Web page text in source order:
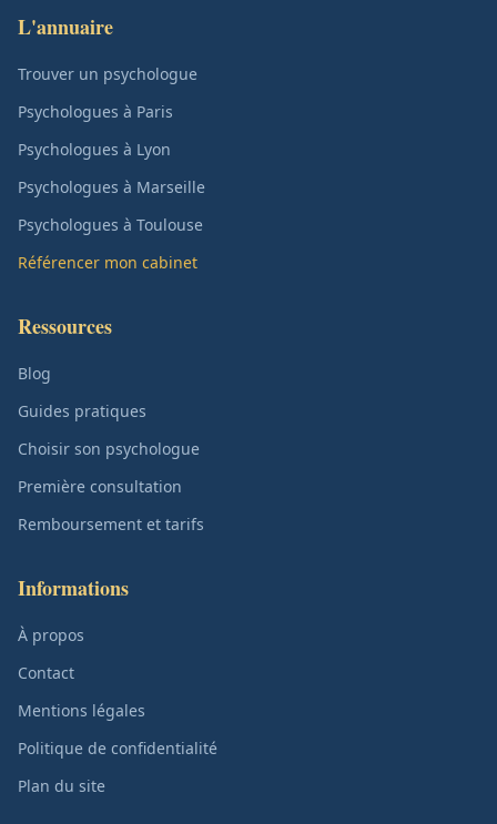
L'annuaire
Trouver un psychologue
Psychologues à Paris
Psychologues à Lyon
Psychologues à Marseille
Psychologues à Toulouse
Référencer mon cabinet
Ressources
Blog
Guides pratiques
Choisir son psychologue
Première consultation
Remboursement et tarifs
Informations
À propos
Contact
Mentions légales
Politique de confidentialité
Plan du site